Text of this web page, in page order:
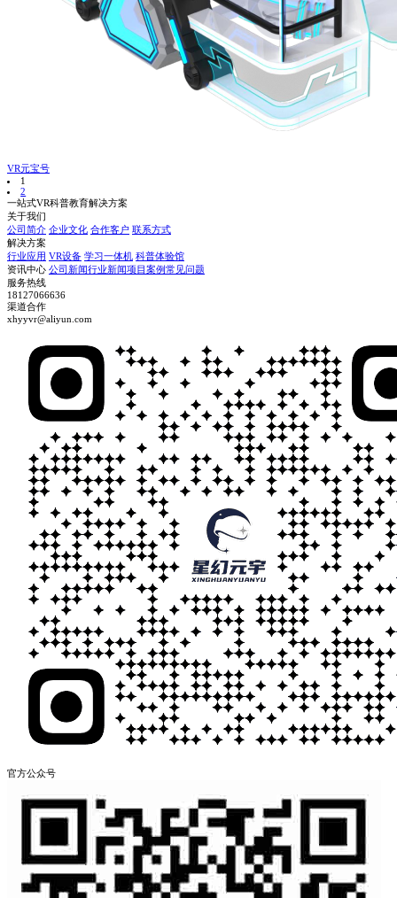
VR元宝号
1
2
一站式VR科普教育解决方案
关于我们
公司简介 企业文化 合作客户 联系方式
解决方案
行业应用 VR设备 学习一体机 科普体验馆
资讯中心 公司新闻行业新闻项目案例常见问题
服务热线
18127066636
渠道合作
xhyyvr@aliyun.com
官方公众号